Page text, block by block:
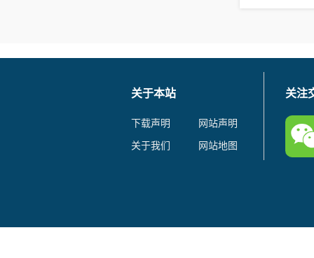
关于本站
下载声明
网站声明
关于我们
网站地图
关注